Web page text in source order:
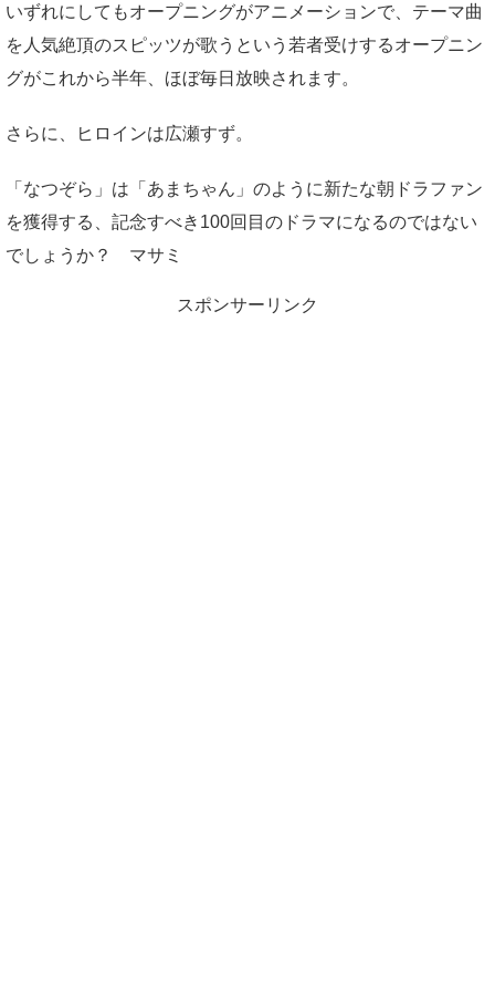
いずれにしてもオープニングがアニメーションで、テーマ曲
を人気絶頂のスピッツが歌うという若者受けするオープニン
グがこれから半年、ほぼ毎日放映されます。
さらに、ヒロインは広瀬すず。
「なつぞら」は「あまちゃん」のように新たな朝ドラファン
を獲得する、記念すべき100回目のドラマになるのではない
でしょうか？ マサミ
スポンサーリンク